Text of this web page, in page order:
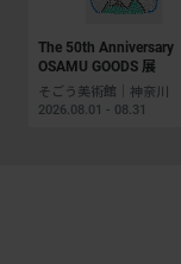
The 50th Anniversary
OSAMU GOODS 展
そごう美術館｜神奈川
2026.08.01 - 08.31